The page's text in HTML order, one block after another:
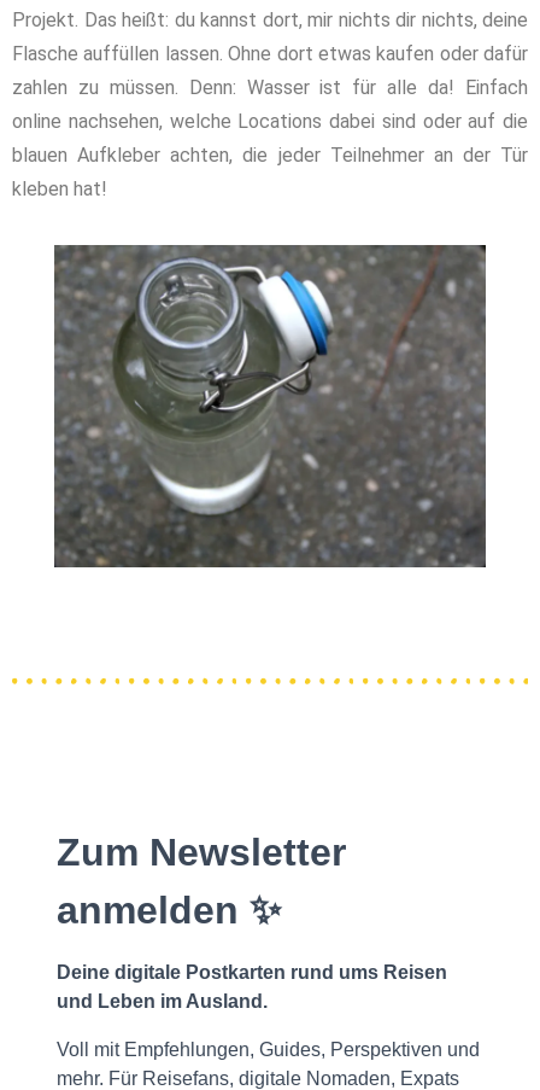
Projekt. Das heißt: du kannst dort, mir nichts dir nichts, deine
Flasche auffüllen lassen. Ohne dort etwas kaufen oder dafür
zahlen zu müssen. Denn: Wasser ist für alle da! Einfach
online nachsehen, welche Locations dabei sind oder auf die
blauen Aufkleber achten, die jeder Teilnehmer an der Tür
kleben hat!
Zum Newsletter
anmelden ✨
Deine digitale Postkarten rund ums Reisen
und Leben im Ausland.
Voll mit Empfehlungen, Guides, Perspektiven und
mehr. Für Reisefans, digitale Nomaden, Expats